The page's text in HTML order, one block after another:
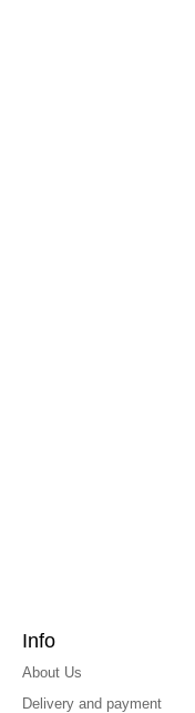
Info
About Us
Delivery and payment